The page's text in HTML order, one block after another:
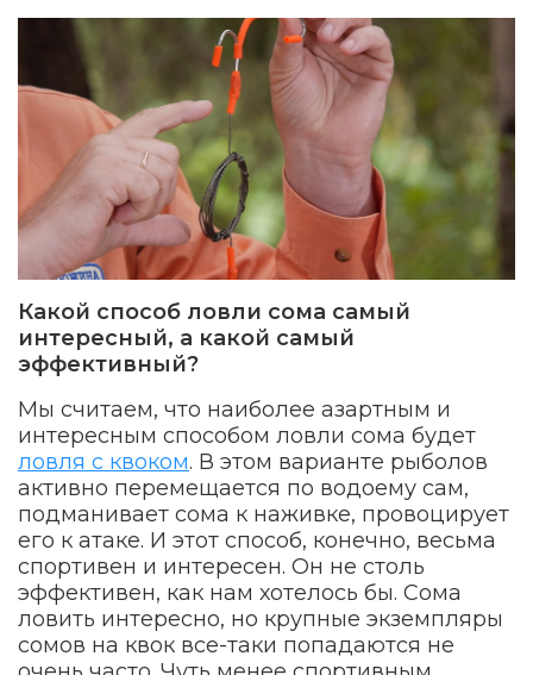
Какой способ ловли сома самый
интересный, а какой самый
эффективный?
Мы считаем, что наиболее азартным и
интересным способом ловли сома будет
ловля с квоком. В этом варианте рыболов
активно перемещается по водоему сам,
подманивает сома к наживке, провоцирует
его к атаке. И этот способ, конечно, весьма
спортивен и интересен. Он не столь
эффективен, как нам хотелось бы. Сома
ловить интересно, но крупные экземпляры
сомов на квок все-таки попадаются не